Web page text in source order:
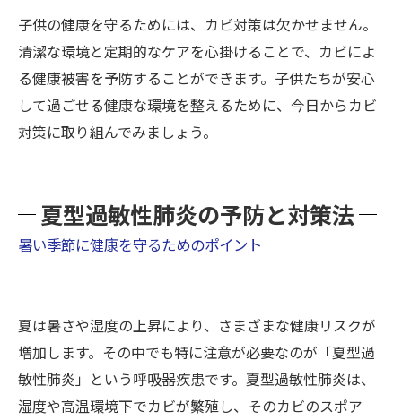
子供の健康を守るためには、カビ対策は欠かせません。
清潔な環境と定期的なケアを心掛けることで、カビによ
る健康被害を予防することができます。子供たちが安心
して過ごせる健康な環境を整えるために、今日からカビ
対策に取り組んでみましょう。
夏型過敏性肺炎の予防と対策法
暑い季節に健康を守るためのポイント
夏は暑さや湿度の上昇により、さまざまな健康リスクが
増加します。その中でも特に注意が必要なのが「夏型過
敏性肺炎」という呼吸器疾患です。夏型過敏性肺炎は、
湿度や高温環境下でカビが繁殖し、そのカビのスポア